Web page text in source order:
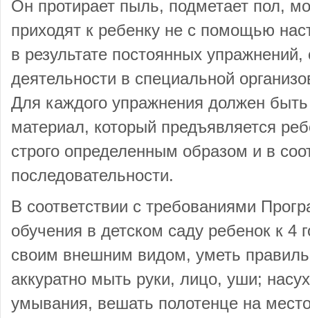
Он протирает пыль, подметает пол,
приходят к ребенку не с помощью
в результате постоянных
деятельности в специальной
Для каждого упражнения должен
материал, который предъявляется
строго определенным образом и в
последовательности.
В соответствии с требованиями
обучения в детском саду ребенок к 4
своим внешним видом, уметь
аккуратно мыть руки, лицо, уши;
умывания, вешать полотенце на